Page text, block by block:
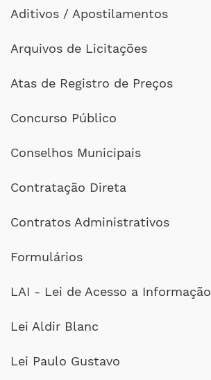
Aditivos / Apostilamentos
Arquivos de Licitações
Atas de Registro de Preços
Concurso Público
Conselhos Municipais
Contratação Direta
Contratos Administrativos
Formulários
LAI - Lei de Acesso a Informação
Lei Aldir Blanc
Lei Paulo Gustavo